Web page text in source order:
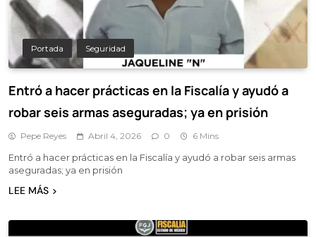
Portada Seguridad
Entró a hacer prácticas en la Fiscalía y ayudó a
robar seis armas aseguradas; ya en prisión
Pepe Reyes Abril 4, 2026 0 6 Mins
Entró a hacer prácticas en la Fiscalía y ayudó a robar seis armas
aseguradas; ya en prisión
LEE MÁS